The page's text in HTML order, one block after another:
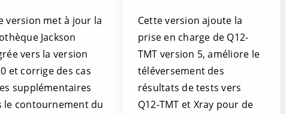
version met à jour la
Jackson
vers la version
et corrige des cas
supplémentaires
le contournement du
Cette version ajoute la
prise en charge de Q12-
TMT version 5, améliore le
téléversement des
résultats de tests vers
Q12-TMT et Xray pour de